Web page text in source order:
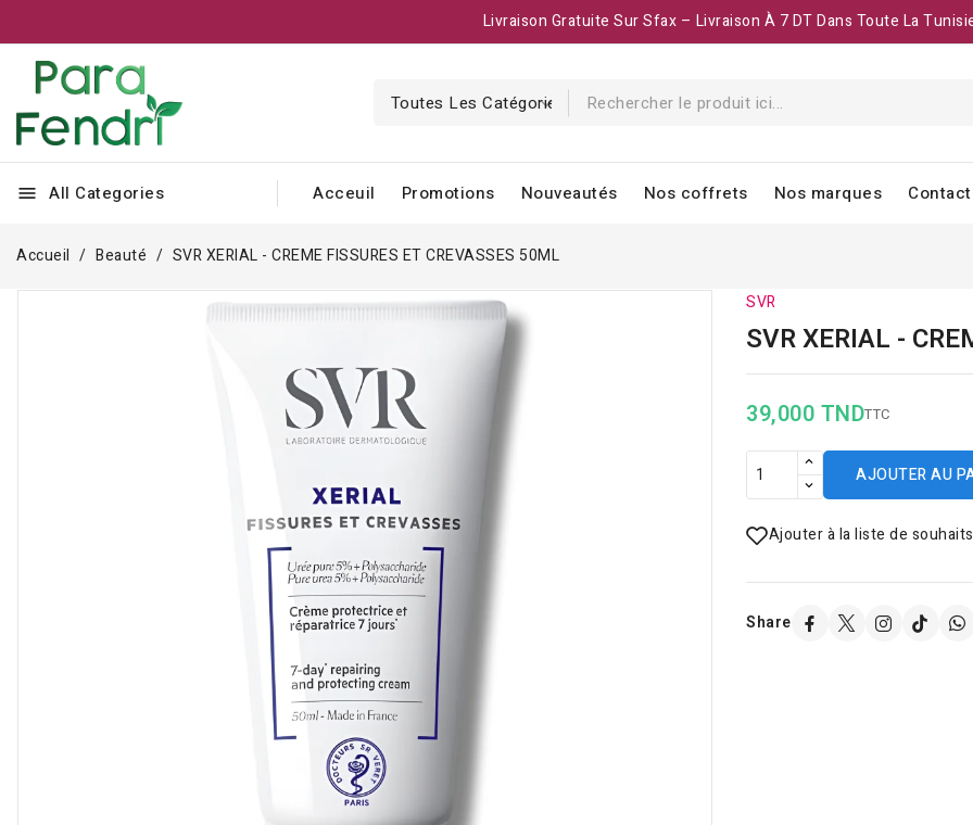
Livraison Gratuite Sur Sfax – Livraison À 7 DT Dans Toute La
menu All Categories Acceuil Promotions Nouveautés Nos coffrets Nos marques
Accueil Beauté SVR XERIAL - CREME FISSURES ET CREVASSES 50ML
SVR
SVR XERIAL -
39,000 TNDTTC
AJOUTER AU
Ajouter à la liste de souhaits
Share